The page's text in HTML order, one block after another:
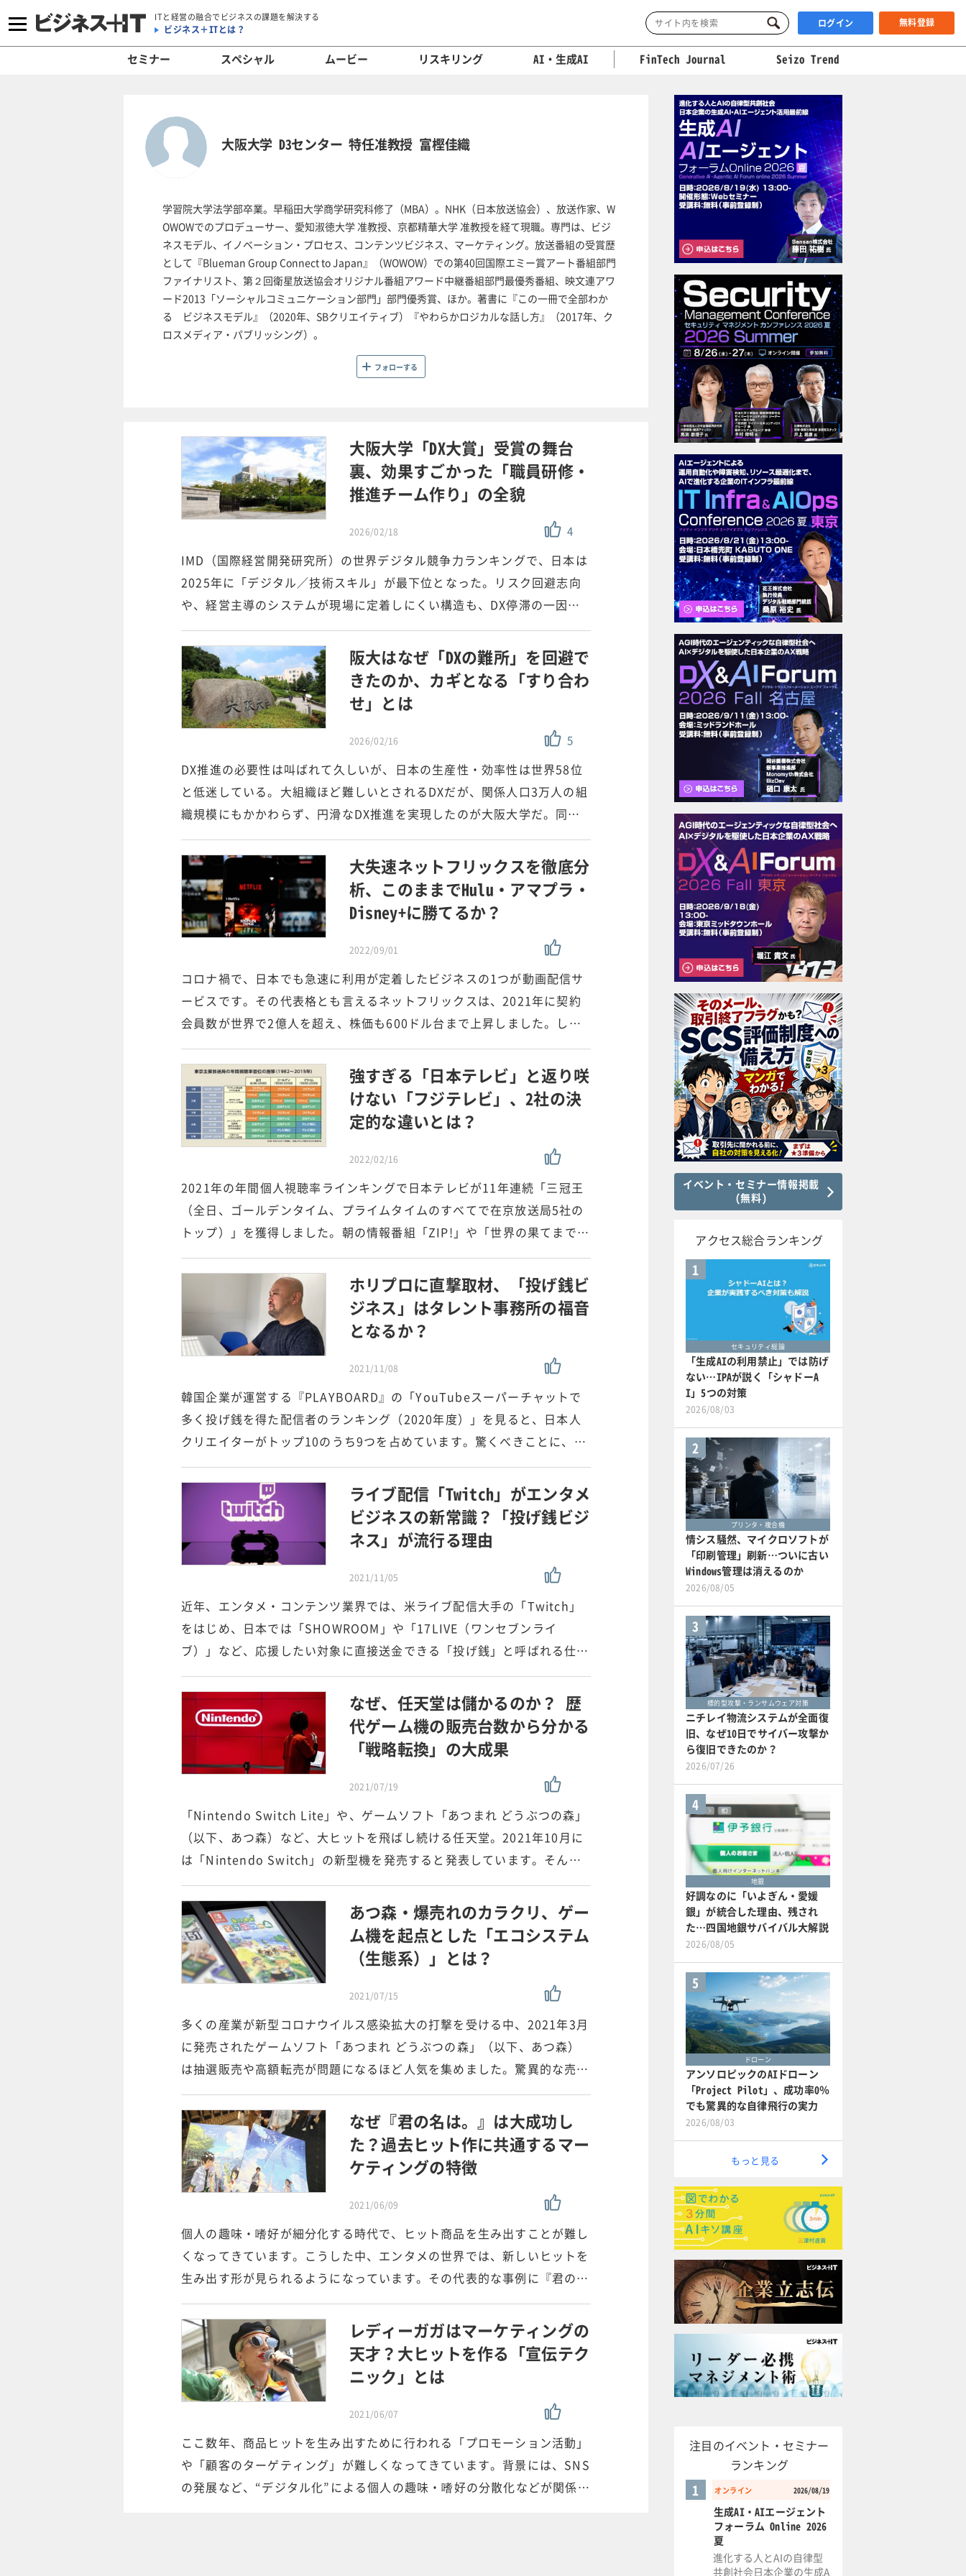
ITと経営の融合でビジネスの課題を解決する
ビジネス＋ITとは？ ログイン 無料登録
セミナー スペシャル ムービー リスキリング AI・生成AI FinTech Journal Seizo Trend
大阪大学 D3センター 特任准教授 富樫佳織
学習院大学法学部卒業。早稲田大学商学研究科修了（MBA）。NHK（日本放送協会）、放送作家、W
OWOWでのプロデューサー、愛知淑徳大学 准教授、京都精華大学 准教授を経て現職。専門は、ビジ
ネスモデル、イノベーション・プロセス、コンテンツビジネス、マーケティング。放送番組の受賞歴
として『Blueman Group Connect to Japan』（WOWOW）での第40回国際エミー賞アート番組部門
ファイナリスト、第２回衛星放送協会オリジナル番組アワード中継番組部門最優秀番組、映文連アワ
ード2013「ソーシャルコミュニケーション部門」部門優秀賞、ほか。著書に『この一冊で全部わか
る ビジネスモデル』（2020年、SBクリエイティブ）『やわらかロジカルな話し方』（2017年、ク
ロスメディア・パブリッシング）。
フォローする
大阪大学「DX大賞」受賞の舞台
裏、効果すごかった「職員研修・
推進チーム作り」の全貌
2026/02/18 4
IMD（国際経営開発研究所）の世界デジタル競争力ランキングで、日本は
2025年に「デジタル／技術スキル」が最下位となった。リスク回避志向
や、経営主導のシステムが現場に定着しにくい構造も、DX停滞の一因…
阪大はなぜ「DXの難所」を回避で
きたのか、カギとなる「すり合わ
せ」とは
2026/02/16 5
DX推進の必要性は叫ばれて久しいが、日本の生産性・効率性は世界58位
と低迷している。大組織ほど難しいとされるDXだが、関係人口3万人の組
織規模にもかかわらず、円滑なDX推進を実現したのが大阪大学だ。同…
大失速ネットフリックスを徹底分
析、このままでHulu・アマプラ・
Disney+に勝てるか？
2022/09/01
コロナ禍で、日本でも急速に利用が定着したビジネスの1つが動画配信サ
ービスです。その代表格とも言えるネットフリックスは、2021年に契約
会員数が世界で2億人を超え、株価も600ドル台まで上昇しました。し…
強すぎる「日本テレビ」と返り咲
けない「フジテレビ」、2社の決
定的な違いとは？
2022/02/16
2021年の年間個人視聴率ラインキングで日本テレビが11年連続「三冠王
（全日、ゴールデンタイム、プライムタイムのすべてで在京放送局5社の
トップ）」を獲得しました。朝の情報番組「ZIP!」や「世界の果てまで…
ホリプロに直撃取材、「投げ銭ビ
ジネス」はタレント事務所の福音
となるか？
2021/11/08
韓国企業が運営する『PLAYBOARD』の「YouTubeスーパーチャットで
多く投げ銭を得た配信者のランキング（2020年度）」を見ると、日本人
クリエイターがトップ10のうち9つを占めています。驚くべきことに、…
ライブ配信「Twitch」がエンタメ
ビジネスの新常識？「投げ銭ビジ
ネス」が流行る理由
2021/11/05
近年、エンタメ・コンテンツ業界では、米ライブ配信大手の「Twitch」
をはじめ、日本では「SHOWROOM」や「17LIVE（ワンセブンライ
ブ）」など、応援したい対象に直接送金できる「投げ銭」と呼ばれる仕…
なぜ、任天堂は儲かるのか？ 歴
代ゲーム機の販売台数から分かる
「戦略転換」の大成果
2021/07/19
「Nintendo Switch Lite」や、ゲームソフト「あつまれ どうぶつの森」
（以下、あつ森）など、大ヒットを飛ばし続ける任天堂。2021年10月に
は「Nintendo Switch」の新型機を発売すると発表しています。そん…
あつ森・爆売れのカラクリ、ゲー
ム機を起点とした「エコシステム
（生態系）」とは？
2021/07/15
多くの産業が新型コロナウイルス感染拡大の打撃を受ける中、2021年3月
に発売されたゲームソフト「あつまれ どうぶつの森」（以下、あつ森）
は抽選販売や高額転売が問題になるほど人気を集めました。驚異的な売…
なぜ『君の名は。』は大成功し
た？過去ヒット作に共通するマー
ケティングの特徴
2021/06/09
個人の趣味・嗜好が細分化する時代で、ヒット商品を生み出すことが難し
くなってきています。こうした中、エンタメの世界では、新しいヒットを
生み出す形が見られるようになっています。その代表的な事例に『君の…
レディーガガはマーケティングの
天才？大ヒットを作る「宣伝テク
ニック」とは
2021/06/07
ここ数年、商品ヒットを生み出すために行われる「プロモーション活動」
や「顧客のターゲティング」が難しくなってきています。背景には、SNS
の発展など、“デジタル化”による個人の趣味・嗜好の分散化などが関係…
イベント・セミナー情報掲載
(無料)
アクセス総合ランキング
1
セキュリティ総論
「生成AIの利用禁止」では防げ
ない…IPAが説く「シャドーA
I」5つの対策
2026/08/03
2
プリンタ・複合機
情シス騒然、マイクロソフトが
「印刷管理」刷新…ついに古い
Windows管理は消えるのか
2026/08/05
3
標的型攻撃・ランサムウェア対策
ニチレイ物流システムが全面復
旧、なぜ10日でサイバー攻撃か
ら復旧できたのか？
2026/07/26
4
地銀
好調なのに「いよぎん・愛媛
銀」が統合した理由、残され
た…四国地銀サバイバル大解説
2026/08/05
5
ドローン
アンソロピックのAIドローン
「Project Pilot」、成功率0％
でも驚異的な自律飛行の実力
2026/08/03
もっと見る
注目のイベント・セミナー
ランキング
オンライン 2026/08/19
1
生成AI・AIエージェント
フォーラム Online 2026
夏
進化する人とAIの自律型
共創社会日本企業の生成A